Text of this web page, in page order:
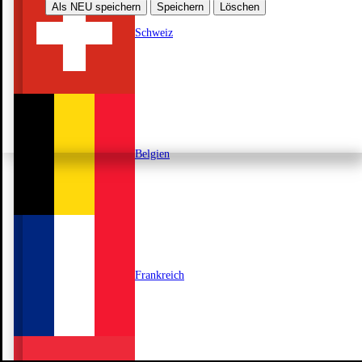
Als NEU speichern Speichern Löschen
Schweiz
Belgien
Frankreich